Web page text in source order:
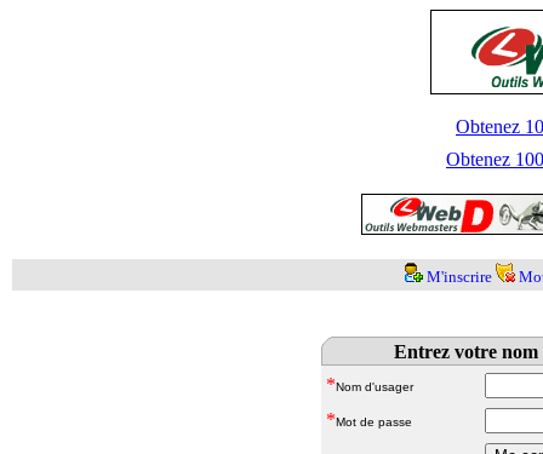
Obtenez
Obtenez
M'inscrire
Entrez votre nom
*Nom d'usager
*Mot de passe